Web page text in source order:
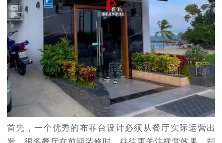
首先，一个优秀的布菲台设计必须从餐厅实际运营出